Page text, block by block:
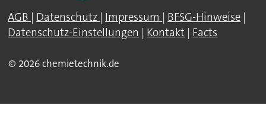
AGB Datenschutz Impressum BFSG-Hinweise
Datenschutz-Einstellungen
Kontakt Facts
© 2026 chemietechnik.de